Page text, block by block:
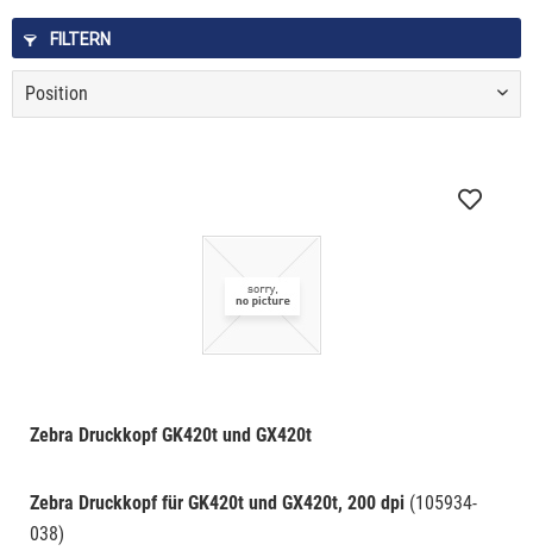
FILTERN
Zebra Druckkopf GK420t und GX420t
Zebra Druckkopf für GK420t und GX420t, 200 dpi(105934-
038)